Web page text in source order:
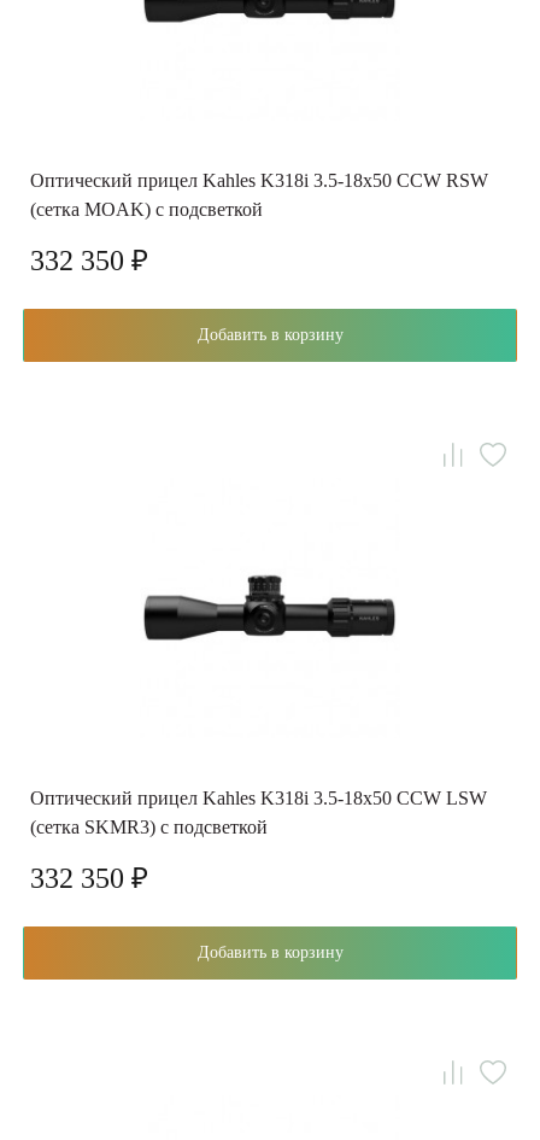
Оптический прицел Kahles K318i 3.5-18x50 CCW RSW
(сетка MOAK) с подсветкой
332 350 ₽
Добавить в корзину
Оптический прицел Kahles K318i 3.5-18x50 СCW LSW
(сетка SKMR3) с подсветкой
332 350 ₽
Добавить в корзину